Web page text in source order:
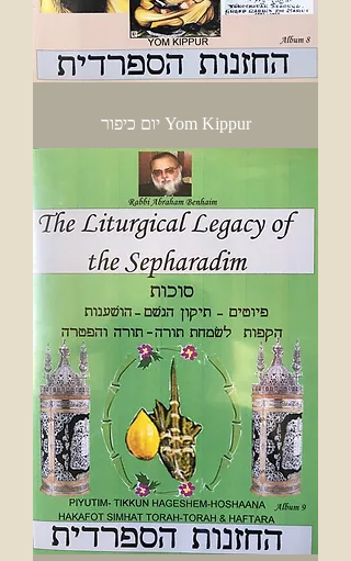
Yom Kippur יום כיפור